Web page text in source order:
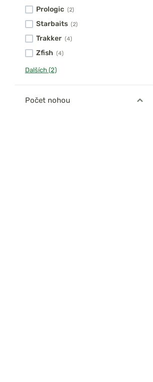
Prologic (2)
Starbaits (2)
Trakker (4)
Zfish (4)
Dalších (2)
Počet nohou